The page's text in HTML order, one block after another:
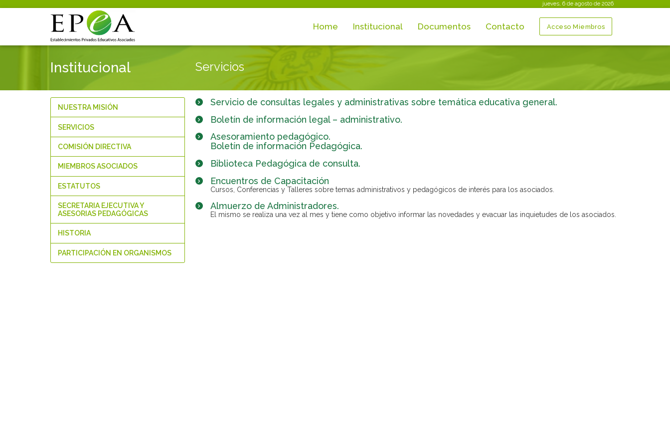
jueves, 6 de agosto de 2026
Home Institucional Documentos Contacto Acceso Miembros
Institucional Servicios
NUESTRA MISIÓN
SERVICIOS
COMISIÓN DIRECTIVA
MIEMBROS ASOCIADOS
ESTATUTOS
SECRETARIA EJECUTIVA Y
ASESORIAS PEDAGÓGICAS
HISTORIA
PARTICIPACIÓN EN ORGANISMOS
Servicio de consultas legales y administrativas sobre temática educativa general.
Boletín de información legal – administrativo.
Asesoramiento pedagógico.
Boletín de información Pedagógica.
Biblioteca Pedagógica de consulta.
Encuentros de Capacitación
Cursos, Conferencias y Talleres sobre temas administrativos y pedagógicos de interés para los asociados.
Almuerzo de Administradores.
El mismo se realiza una vez al mes y tiene como objetivo informar las novedades y evacuar las inquietudes de los asociados.